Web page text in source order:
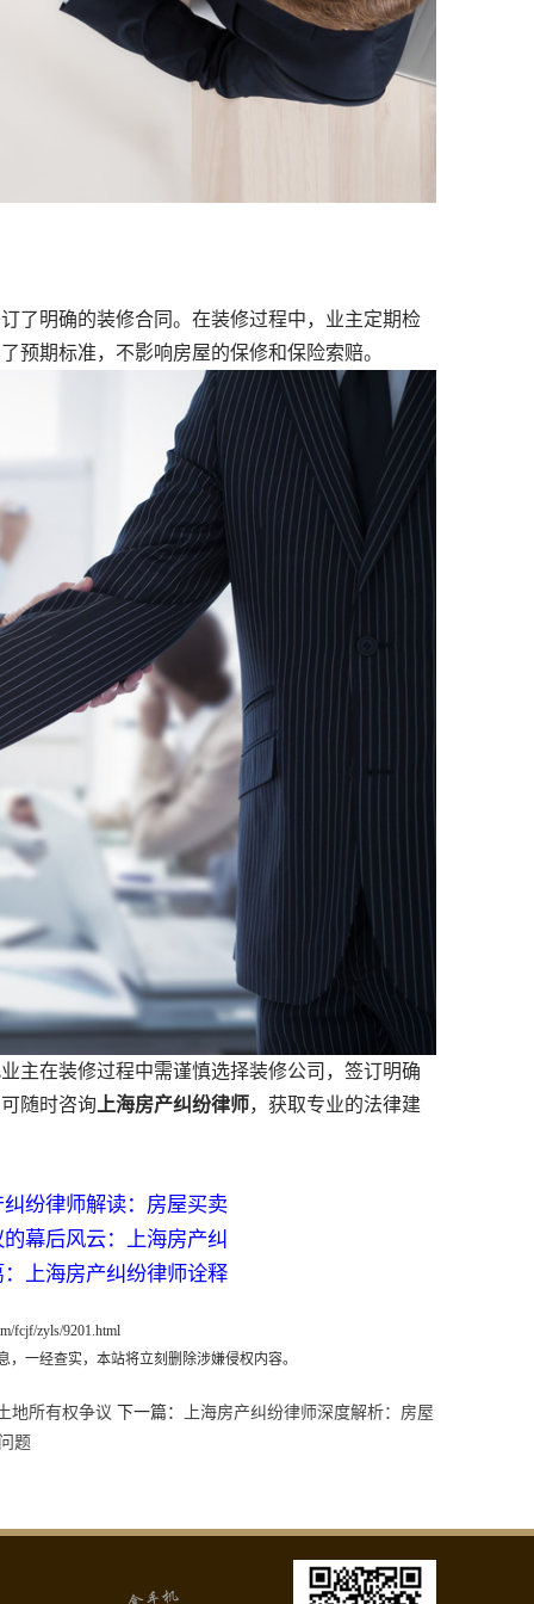
明确的装修合同。在装修过程中，业主定期检
预期标准，不影响房屋的保修和保险索赔。
在装修过程中需谨慎选择装修公司，签订明确
随时咨询 上海房产纠纷律师，获取专业的法律建
纷律师解读：房屋买卖
幕后风云：上海房产纠
上海房产纠纷律师诠释
fcjf/zyls/9201.html
一经查实，本站将立刻删除涉嫌侵权内容。
地所有权争议 下一篇：
上海房产纠纷律师深度解析：房屋
题